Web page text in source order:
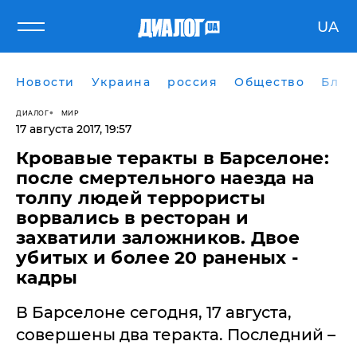
UA
Новости Украина россия Общество
ДИАЛОГ МИР
17 августа 2017, 19:57
Кровавые теракты в Барселоне:
после смертельного наезда на
толпу людей террористы
ворвались в ресторан и
захватили заложников. Двое
убитых и более 20 раненых -
кадры
В Барселоне сегодня, 17 августа,
совершены два теракта. Последний –